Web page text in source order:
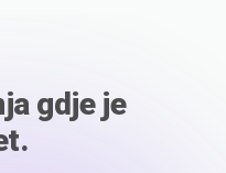
gdje je